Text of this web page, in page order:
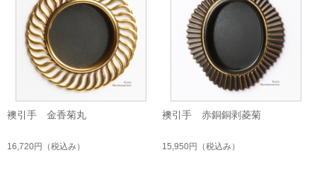
襖引手 金香菊丸
16,720円 （税込み）
襖引手 赤銅銅剥菱菊
15,950円 （税込み）